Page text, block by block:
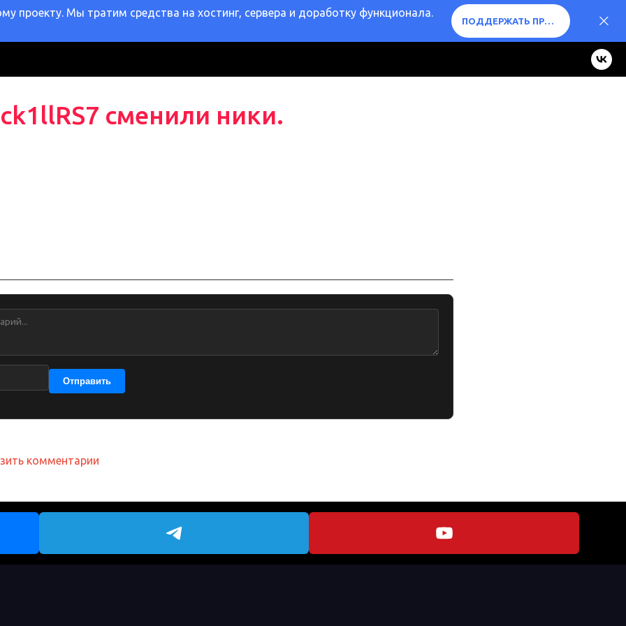
проекту. Мы тратим средства на хостинг, сервера и доработку функционала.
ПОДДЕРЖАТЬ ПРОЕКТ ❤️
сменили ники.
Отправить
комментарии